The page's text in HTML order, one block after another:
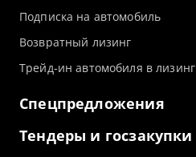
Подписка на автомобиль
Возвратный лизинг
Трейд-ин автомобиля в лизинг
Спецпредложения
Тендеры и госзакупки